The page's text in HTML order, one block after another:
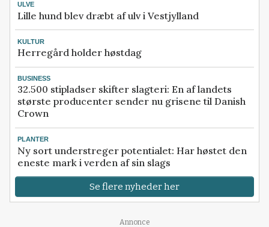
ULVE
Lille hund blev dræbt af ulv i Vestjylland
KULTUR
Herregård holder høstdag
BUSINESS
32.500 stipladser skifter slagteri: En af landets
største producenter sender nu grisene til Danish
Crown
PLANTER
Ny sort understreger potentialet: Har høstet den
eneste mark i verden af sin slags
Se flere nyheder her
Annonce